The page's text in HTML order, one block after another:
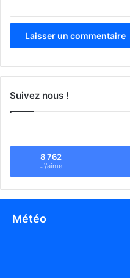
Suivez nous !
8 762
J\'aime
Météo